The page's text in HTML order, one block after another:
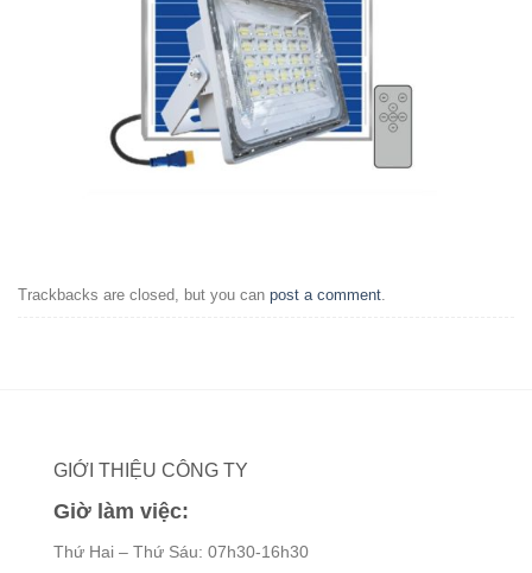
Trackbacks are closed, but you can post a comment.
GIỚI THIỆU CÔNG TY
Giờ làm việc:
Thứ Hai – Thứ Sáu: 07h30-16h30